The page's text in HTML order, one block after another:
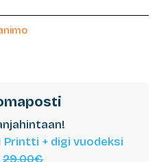
Printti + digi vuodeksi
29,00€